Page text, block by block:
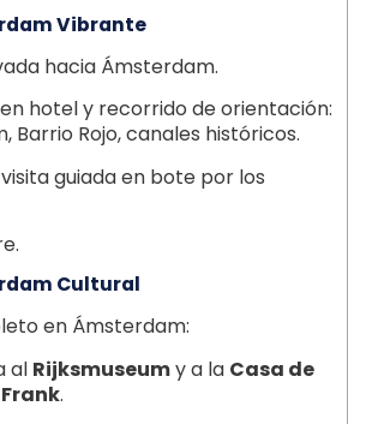
Vibrante
hacia Ámsterdam.
hotel y recorrido de orientación:
Barrio Rojo, canales históricos.
guiada en bote por los
Cultural
en Ámsterdam:
al Rijksmuseumy a la Casa de
.